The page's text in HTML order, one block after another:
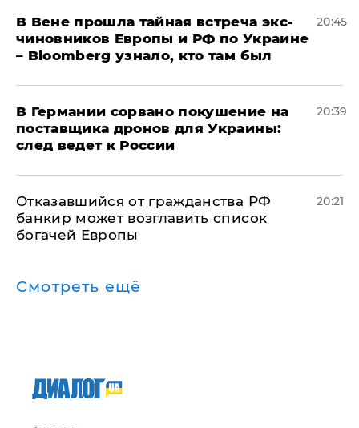
В Вене прошла тайная встреча экс-
чиновников Европы и РФ по Украине
– Bloomberg узнало, кто там был
20:45
​В Германии сорвано покушение на
поставщика дронов для Украины:
след ведет к России
20:39
Отказавшийся от гражданства РФ
банкир может возглавить список
богачей Европы
20:21
Смотреть ещё